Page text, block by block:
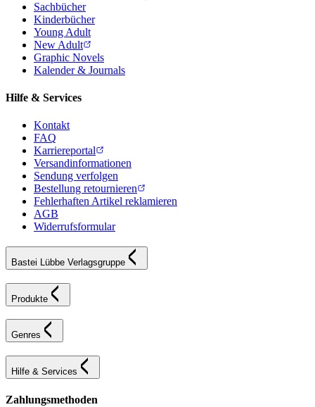
Sachbücher
Kinderbücher
Young Adult
New Adult
Graphic Novels
Kalender & Journals
Hilfe & Services
Kontakt
FAQ
Karriereportal
Versandinformationen
Sendung verfolgen
Bestellung retournieren
Fehlerhaften Artikel reklamieren
AGB
Widerrufsformular
Bastei Lübbe Verlagsgruppe
Produkte
Genres
Hilfe & Services
Zahlungsmethoden